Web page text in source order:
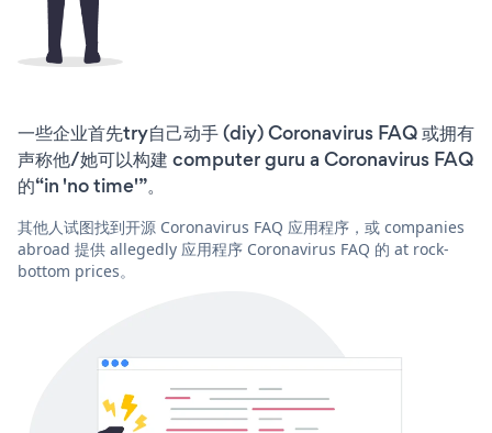
一些企业首先try自己动手 (diy) Coronavirus FAQ 或拥有
声称他/她可以构建 computer guru a Coronavirus FAQ
的“in 'no time'”。
其他人试图找到开源 Coronavirus FAQ 应用程序，或 companies
abroad 提供 allegedly 应用程序 Coronavirus FAQ 的 at rock-
bottom prices。